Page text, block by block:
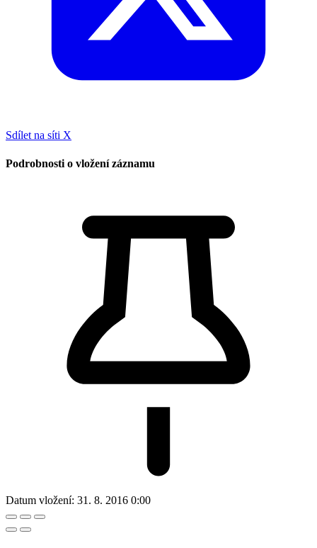
Sdílet na síti X
Podrobnosti o vložení záznamu
Datum vložení: 31. 8. 2016 0:00